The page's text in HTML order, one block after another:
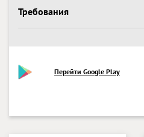
Требования
Перейти Google Play